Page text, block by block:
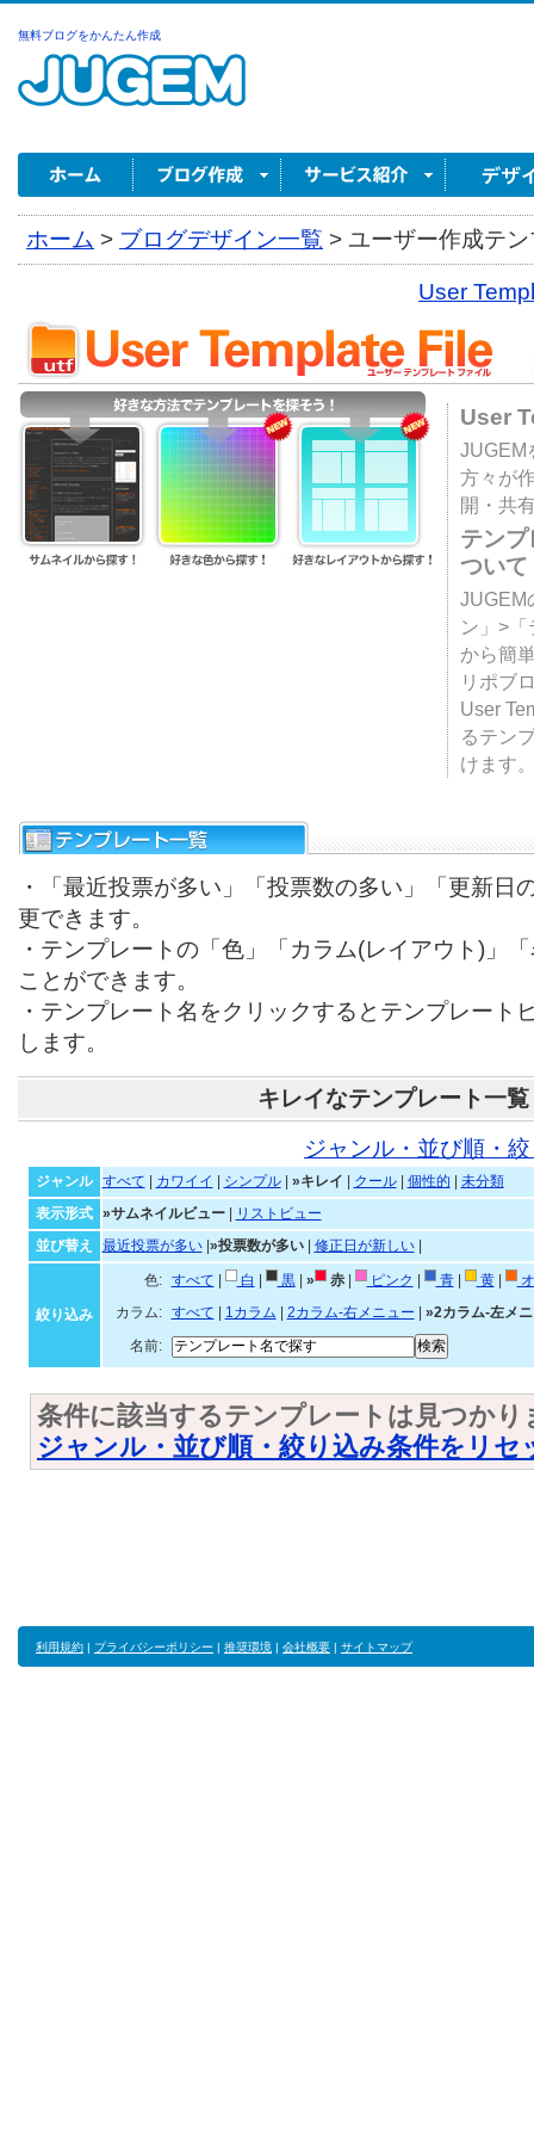
無料ブログをかんたん作成
ホーム > ブログデザイン一覧 > ユーザー作成テ
User
User
JUGEM
方々が
開・共
テン
ついて
JUGEM
ン」>
から簡
リポブ
User
るテン
けます
・「最近投票が多い」「投票数の多い」「更新日
更できます。
・テンプレートの「色」「カラム(レイアウト)」
ことができます。
・テンプレート名をクリックするとテンプレート
します。
キレイなテンプレート一覧
ジャンル・並び順・
ジャンル すべて カワイイ シンプル| »キレイ クール| 個性的
未分類
表示形式
»サムネイルビュー|
リストビュー
並び替え
最近投票が多い| »投票数が多い| 修正日が新しい|
絞り込み
色: すべて 白 黒| » 赤| ピンク 青| 黄|
カラム:
すべて 1カラム 2カラム-右メニュー
»2カラム-左メ
名前:
条件に該当するテンプレートは見つかり
ジャンル・並び順・絞り込み条件をリセ
利用規約 | プライバシーポリシー | 推奨環境 | 会社概要 | サイトマップ